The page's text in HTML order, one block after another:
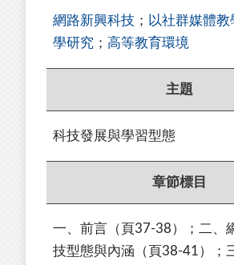
網路新興科技 ； 以社群媒體教
學研究 ； 高等教育環境
主題
科技發展與學習型態
章節標目
一、前言（頁37-38）；二、
技型態與內涵（頁38-41）；